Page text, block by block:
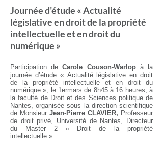
Journée d’étude « Actualité
législative en droit de la propriété
intellectuelle et en droit du
numérique »
Participation deCarole Couson-Warlopà la
journée d’étude « Actualité législative en droit
de la propriété intellectuelle et en droit du
numérique », le 1ermars de 8h45 à 16 heures, à
la faculté de Droit et des Sciences politique de
Nantes, organisée sous la direction scientifique
de Monsieur Jean-Pierre CLAVIER, Professeur
de droit privé, Université de Nantes, Directeur
du Master 2 « Droit de la propriété
intellectuelle »